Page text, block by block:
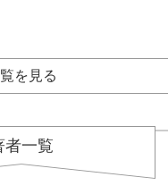
を見る
者一覧